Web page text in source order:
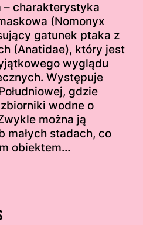
– charakterystyka
(Nomonyx
gatunek ptaka z
(Anatidae), który jest
wyglądu
Występuje
gdzie
wodne o
można ją
małych stadach, co
obiektem…